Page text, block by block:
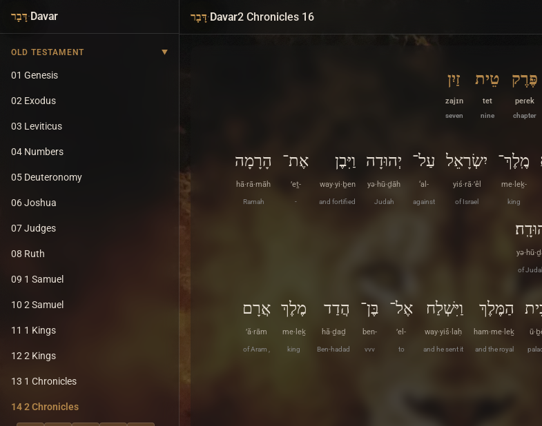
דָּבָר·Davar
OLD TESTAMENT
01 Genesis
02 Exodus
03 Leviticus
04 Numbers
05 Deuteronomy
06 Joshua
07 Judges
08 Ruth
09 1 Samuel
10 2 Samuel
11 1 Kings
12 2 Kings
13 1 Chronicles
14 2 Chronicles
דָּבָר·Davar2 Chronicles 16
פֶּרֶק
peɾek
chapter
טֵית
tet
nine
זַיִן
zajɪn
seven
מֶֽלֶךְ־
me·leḵ-
king
יִשְׂרָאֵל
yiś·rā·’êl
of Israel
עַל־
‘al-
against
יְהוּדָה
yə·hū·ḏāh
Judah
וַיִּבֶן
way·yi·ḇen
and fortified
אֶת־
’eṯ-
-
הָרָמָה
hā·rā·māh
Ramah
of
הַמֶּלֶךְ
ham·me·leḵ
and the royal
וַיִּשְׁלַח
way·yiš·laḥ
and he sent it
אֶל־
’el-
to
בֶּן־
ben-
vvv
הֲדַד
hă·ḏaḏ
Ben-hadad
מֶלֶךְ
me·leḵ
king
אֲרָם
’ă·rām
of Aram ,